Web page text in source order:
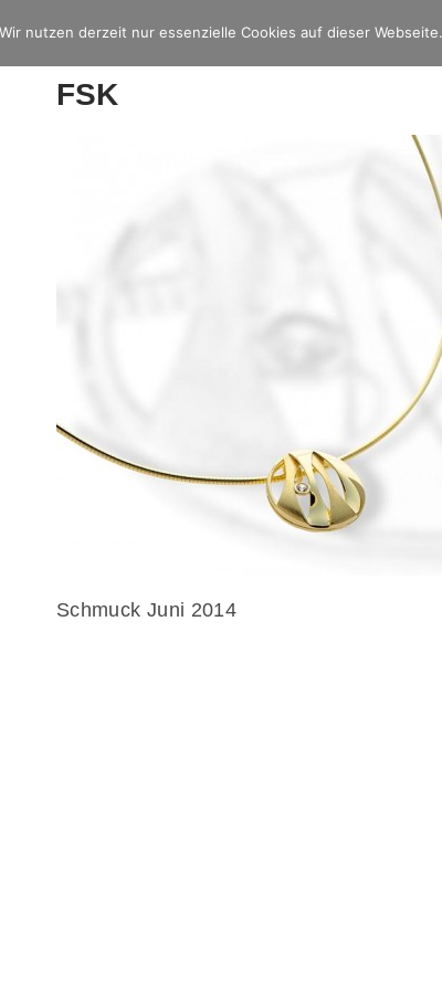
FSK
Schmuck Juni 2014
Wir nutzen derzeit nur essenzielle Cookies auf dieser Webseite.